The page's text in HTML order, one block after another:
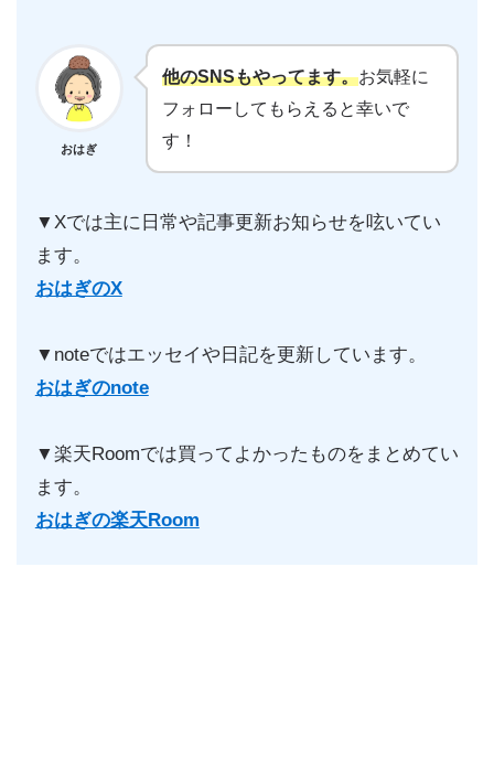
おはぎ
他のSNSもやってます。お気軽に
フォローしてもらえると幸いで
す！
▼Xでは主に日常や記事更新お知らせを呟いてい
ます。
おはぎのX
▼noteではエッセイや日記を更新しています。
おはぎのnote
▼楽天Roomでは買ってよかったものをまとめてい
ます。
おはぎの楽天Room